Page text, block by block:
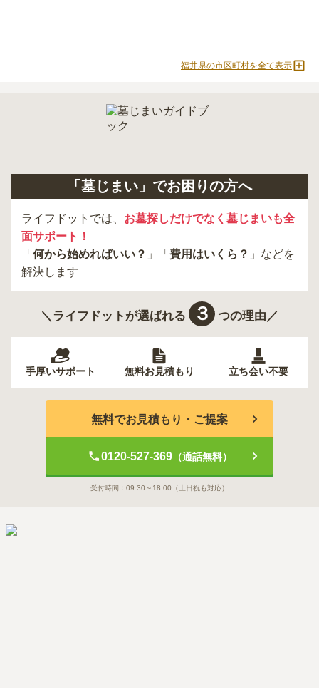
福井県の市区町村を全て表示
「墓じまい」でお困りの方へ
ライフドットでは、 お墓探しだけでなく墓じまいも全
面サポート！
「 何から始めればいい？ 」「 費用はいくら？ 」などを
解決します
＼ライフドットが選ばれる ３ つの理由／
手厚いサポート 無料お見積もり 立ち会い不要
無料でお見積もり・ご提案
0120-527-369（通話無料）
受付時間： 09:30～18:00 （土日祝も対応）